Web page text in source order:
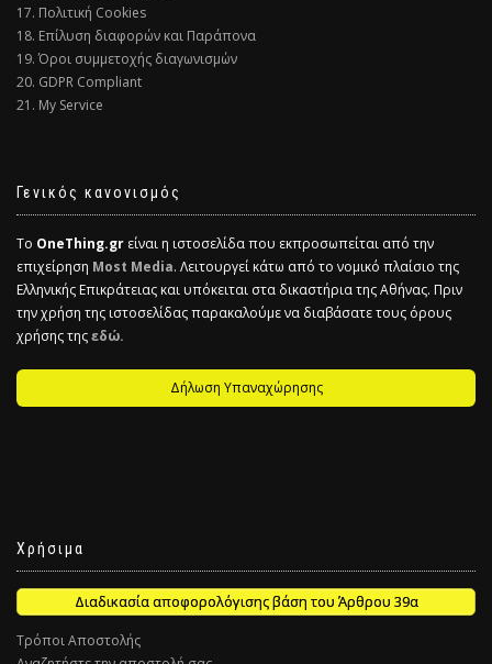
17. Πολιτική Cookies
18. Επίλυση διαφορών και Παράπονα
19. Όροι συμμετοχής διαγωνισμών
20. GDPR Compliant
21. My Service
Γενικός κανονισμός
Το OneThing.gr είναι η ιστοσελίδα που εκπροσωπείται από την
επιχείρηση Most Media. Λειτουργεί κάτω από το νομικό πλαίσιο της
Ελληνικής Επικράτειας και υπόκειται στα δικαστήρια της Αθήνας. Πριν
την χρήση της ιστοσελίδας παρακαλούμε να διαβάσατε τους όρους
χρήσης τηςεδώ.
Δήλωση Υπαναχώρησης
Χρήσιμα
Διαδικασία αποφορολόγισης βάση του Άρθρου 39α
Τρόποι Αποστολής